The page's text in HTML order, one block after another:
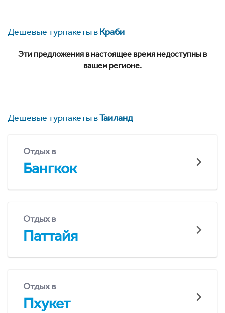
Дешевые турпакеты вКраби
Эти предложения в настоящее время недоступны в
вашем регионе.
Дешевые турпакеты вТаиланд
Отдых в
Бангкок
Отдых в
Паттайя
Отдых в
Пхукет